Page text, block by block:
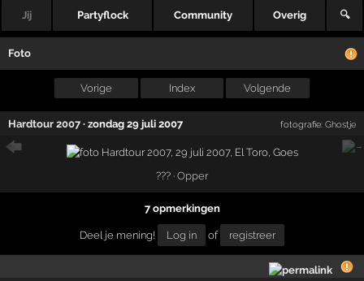
Jij Partyflock Community Overig 🔍
Foto
Vorige Index Volgende
Hardtour 2007 ·zondag 29 juli 2007 fotografie: Ghostje
??? · Opper
7 opmerkingen
Deel je mening! Log in of registreer